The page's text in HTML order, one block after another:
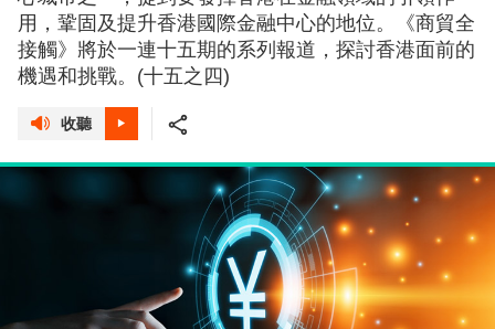
用，鞏固及提升香港國際金融中心的地位。《商貿全
接觸》將於一連十五期的系列報道，探討香港面前的
機遇和挑戰。(十五之四)
收聽